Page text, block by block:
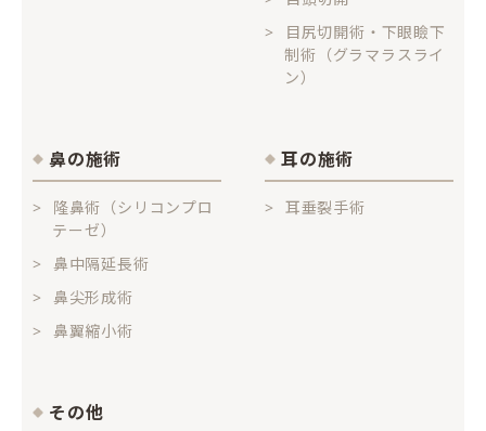
目尻切開術・下眼瞼下
制術（グラマラスライ
ン）
鼻の施術
隆鼻術（シリコンプロ
テーゼ）
鼻中隔延長術
鼻尖形成術
鼻翼縮小術
耳の施術
耳垂裂手術
その他